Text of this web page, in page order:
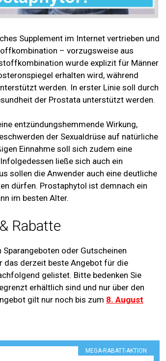
Supplement im Internet vertrieben und
– vorzugsweise aus
wurde explizit für Männer
erhalten wird, während
werden. In erster Linie soll durch
der Prostata unterstützt werden.
entzündungshemmende Wirkung,
der Sexualdrüse auf natürliche
Einnahme soll sich zudem eine
ließe sich auch ein
sollen die Anwender auch eine deutliche
dürfen. Prostaphytol ist demnach ein
im besten Alter.
Rabatte
oder Gutscheinen
das derzeit beste Angebot für die
gelistet. Bitte bedenken Sie
erhältlich sind und nur über den
gilt nur noch bis zum 8. August
MEGA-RABATT-AKTION